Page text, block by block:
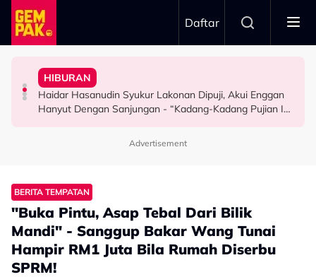
Skip to main content
Daftar
HIBURAN
Bawa Anak Ke Klinik, Syasya Rizal Terkejut Dikenali
Doktor
HIBURAN
Haidar Hasanudin Syukur Lakonan Dipuji, Akui Enggan
Hanyut Dengan Sanjungan - “Kadang-Kadang Pujian Ini
HIBURAN
"Saya Ingat Sampai Bila-Bila..." - Hussain
SELEBRITI
Syida Melvin Serah Isu Hutang Syarikat Kepada
Peguam, Dakwa Masih Belum Dapat Hak - “Saya Dah
Advertisement
BERITA TEMPATAN
"Buka Pintu, Asap Tebal Dari Bilik
Mandi" - Sanggup Bakar Wang Tunai
Hampir RM1 Juta Bila Rumah Diserbu
SPRM!